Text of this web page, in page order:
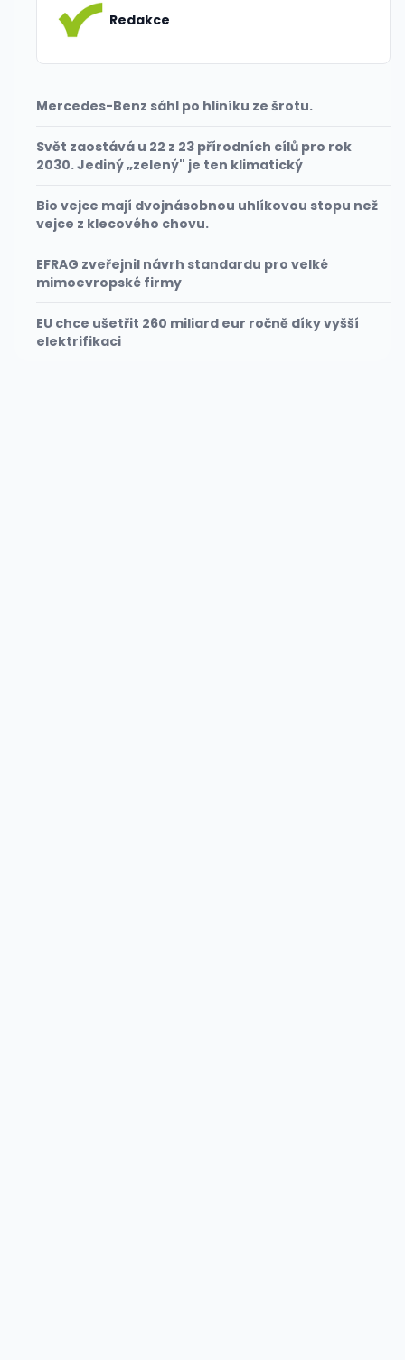
Redakce
Mercedes-Benz sáhl po hliníku ze šrotu.
Svět zaostává u 22 z 23 přírodních cílů pro rok
2030. Jediný „zelený" je ten klimatický
Bio vejce mají dvojnásobnou uhlíkovou stopu než
vejce z klecového chovu.
EFRAG zveřejnil návrh standardu pro velké
mimoevropské firmy
EU chce ušetřit 260 miliard eur ročně díky vyšší
elektrifikaci